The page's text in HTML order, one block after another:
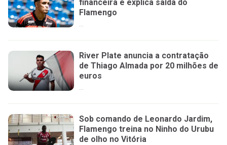
financeira e explica saída do
Flamengo
...
River Plate anuncia a contratação
de Thiago Almada por 20 milhões de
euros
...
Sob comando de Leonardo Jardim,
Flamengo treina no Ninho do Urubu
de olho no Vitória